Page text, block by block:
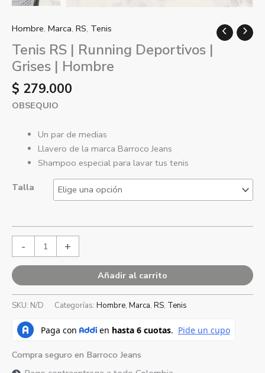
Hombre, Marca, RS, Tenis
Tenis RS | Running Deportivos |
Grises | Hombre
$ 279.000
OBSEQUIO
Un par de medias
Llavero de la marca Barroco Jeans
Shampoo especial para lavar tus tenis
Talla
- +
Añadir al carrito
SKU: N/D Categorías: Hombre, Marca, RS, Tenis
Compra seguro en Barroco Jeans